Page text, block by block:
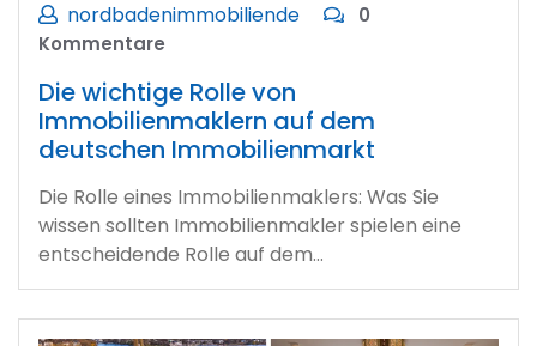
nordbadenimmobiliende
0
Kommentare
Die wichtige Rolle von
Immobilienmaklern auf dem
deutschen Immobilienmarkt
Die Rolle eines Immobilienmaklers: Was Sie
wissen sollten Immobilienmakler spielen eine
entscheidende Rolle auf dem…